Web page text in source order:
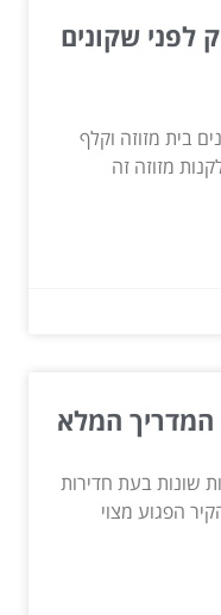
לפני שקונים
בית מזוזה וקלף
מזוזה זה
המדריך המלא
שונות בעת חדירות
הפגוע מצוי